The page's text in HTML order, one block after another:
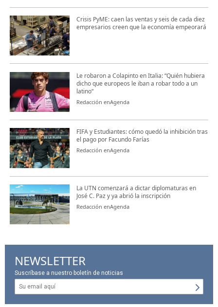
Crisis PyME: caen las ventas y seis de cada diez
empresarios creen que la economía empeorará
Le robaron a Colapinto en Italia: “Quién hubiera
dicho que europeos le iban a robar todo a un
latino“
Redacción enAgenda
FIFA y Estudiantes: cómo quedó la inhibición tras
el pago por Facundo Farías
Redacción enAgenda
La UTN comenzará a dictar diplomaturas en
José C. Paz y ya abrió la inscripción
Redacción enAgenda
NEWSLETTER
Suscríbase a nuestro boletín de noticias